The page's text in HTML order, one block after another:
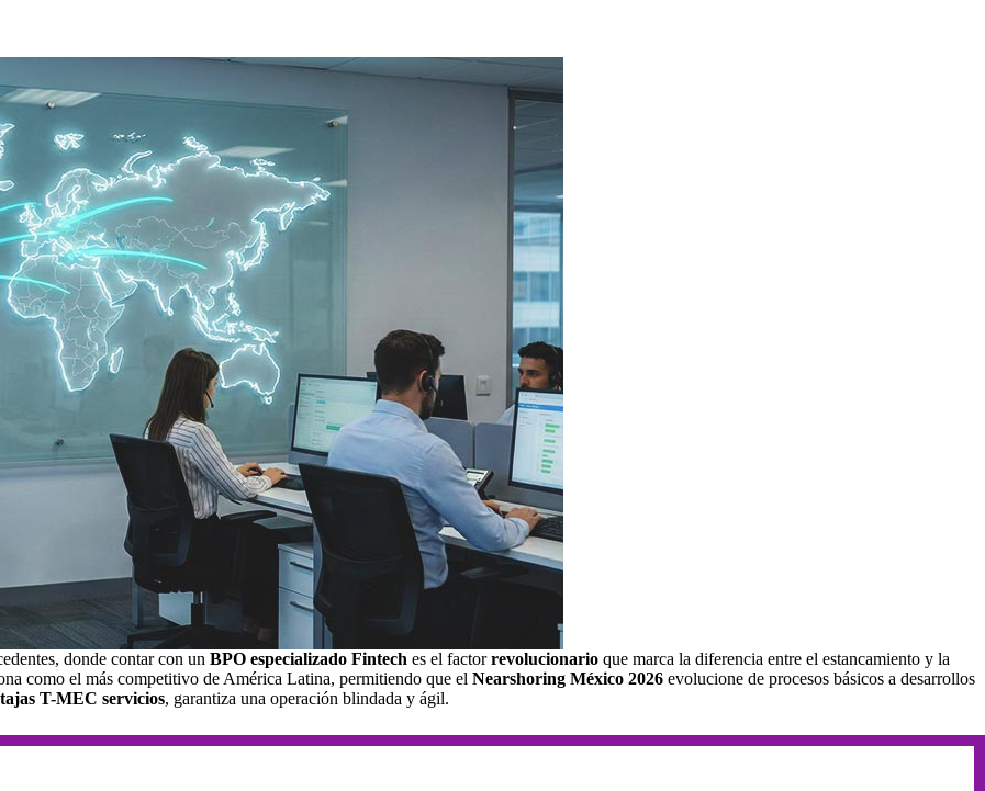
donde contar con un BPO especializado Fintech es el factorrevolucionario que marca la diferencia entre el estancamiento y la
como el más competitivo de América Latina, permitiendo que el Nearshoring México 2026 evolucione de procesos básicos a desarrollos
T-MEC servicios, garantiza una operación blindada y ágil.